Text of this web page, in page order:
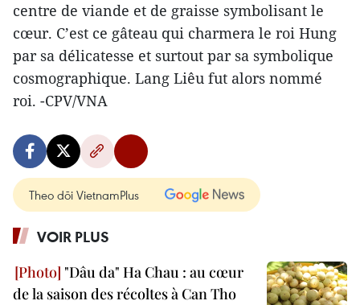
centre de viande et de graisse symbolisant le
cœur. C’est ce gâteau qui charmera le roi Hung
par sa délicatesse et surtout par sa symbolique
cosmographique. Lang Liêu fut alors nommé
roi. -CPV/VNA
Theo dõi VietnamPlus
VOIR PLUS
"Dâu da" Ha Chau : au cœur
de la saison des récoltes à Can Tho